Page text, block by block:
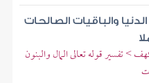
والباقيات الصالحات
> تفسير قوله تعالى المال والبنون